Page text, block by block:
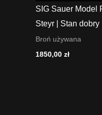
SIG Sauer Model
Steyr | Stan dobry
Broń używana
1850,00 zł